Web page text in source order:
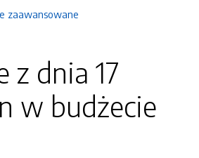
zaawansowane
z dnia 17
w budżecie